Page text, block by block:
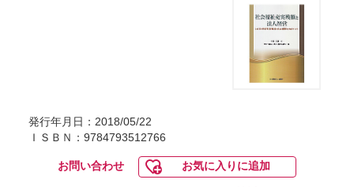
発行年月日：2018/05/22
ＩＳＢＮ：9784793512766
お問い合わせ お気に入りに追加